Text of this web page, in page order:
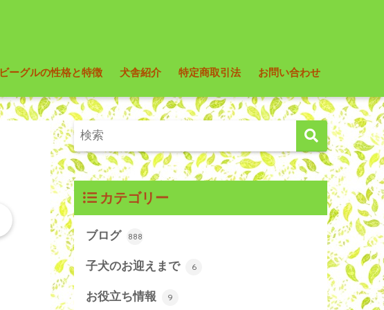
ビーグルの性格と特徴 犬舎紹介 特定商取引法 お問い合わせ
カテゴリー
ブログ 888
子犬のお迎えまで 6
お役立ち情報 9